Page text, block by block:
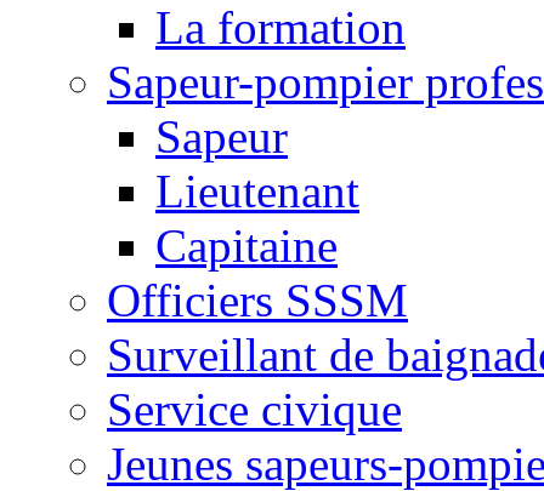
La formation
Sapeur-pompier
Sapeur
Lieutenant
Capitaine
Officiers SSSM
Surveillant de
Service civique
Jeunes sapeurs-